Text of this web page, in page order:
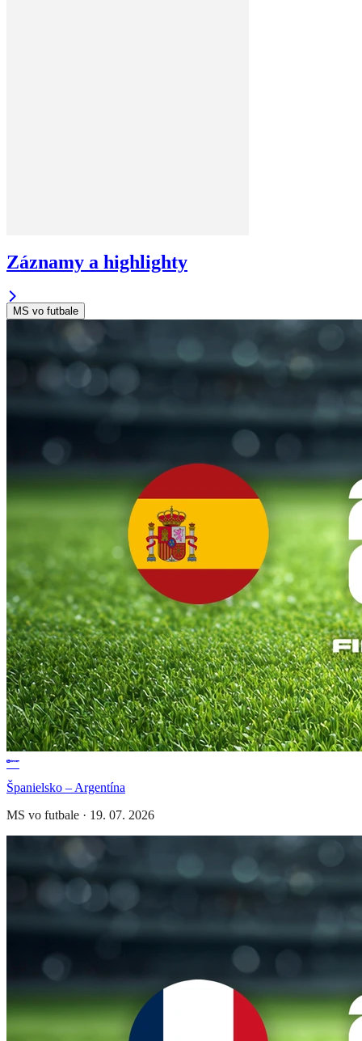
Záznamy a highlighty
MS vo futbale
Španielsko – Argentína
MS vo futbale · 19. 07. 2026